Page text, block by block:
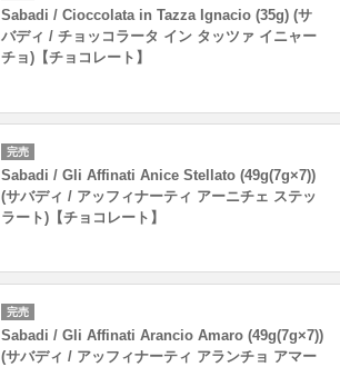
Sabadi / Cioccolata in Tazza Ignacio (35g) (サ
バディ / チョッコラータ イン タッツァ イニャー
チョ)【チョコレート】
完売
Sabadi / Gli Affinati Anice Stellato (49g(7g×7))
(サバディ / アッフィナーティ アーニチェ ステッ
ラート)【チョコレート】
完売
Sabadi / Gli Affinati Arancio Amaro (49g(7g×7))
(サバディ / アッフィナーティ アランチョ アマー